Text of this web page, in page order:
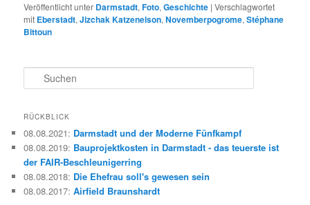
Veröffentlicht unter Darmstadt,Foto,Geschichte |Verschlagwortet
mit Eberstadt,Jizchak Katzenelson,Novemberpogrome,Stéphane
Bittoun
u
h
n
RÜCKBLICK
08.08.2021: Darmstadt und der Moderne Fünfkampf
08.08.2019: Bauprojektkosten in Darmstadt - das teuerste ist
der FAIR-Beschleunigerring
08.08.2018: Die Ehefrau soll's gewesen sein
08.08.2017:Airfield Braunshardt